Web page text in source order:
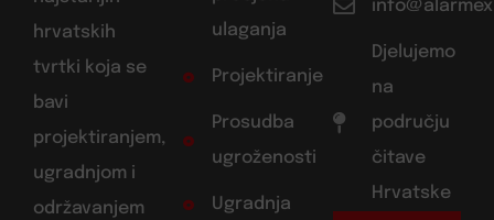
hrvatskih
tvrtki koja se
bavi
projektiranjem,
ugradnjom i
održavanjem
ulaganja
Projektiranje
Prosudba
ugroženosti
Ugradnja
Djelujemo
na
području
čitave
Hrvatske